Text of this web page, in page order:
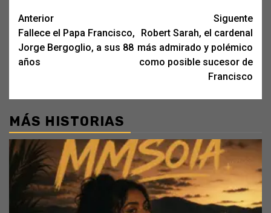
Post
navigation
Anterior
Fallece el Papa Francisco,
Jorge Bergoglio, a sus 88
años
Siguente
Robert Sarah, el cardenal
más admirado y polémico
como posible sucesor de
Francisco
MÁS HISTORIAS